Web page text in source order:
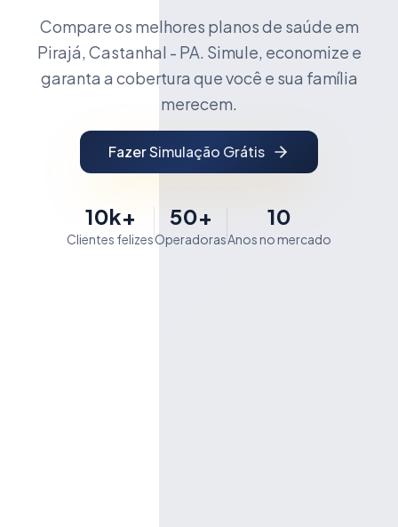
Compare os melhores planos de saúde em
Pirajá, Castanhal - PA. Simule, economize e
garanta a cobertura que você e sua família
merecem.
Fazer Simulação Grátis
10k+
Clientes felizes
50+
Operadoras
10
Anos no mercado